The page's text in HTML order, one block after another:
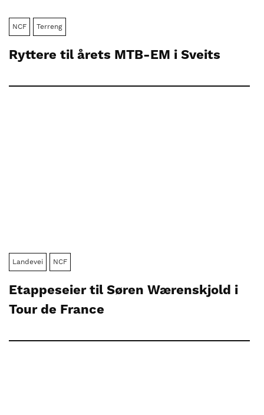
NCF Terreng
Ryttere til årets MTB-EM i Sveits
Landevei NCF
Etappeseier til Søren Wærenskjold i
Tour de France